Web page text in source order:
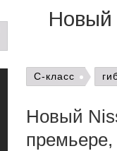
Новый
C-класс
Новый
премьере,